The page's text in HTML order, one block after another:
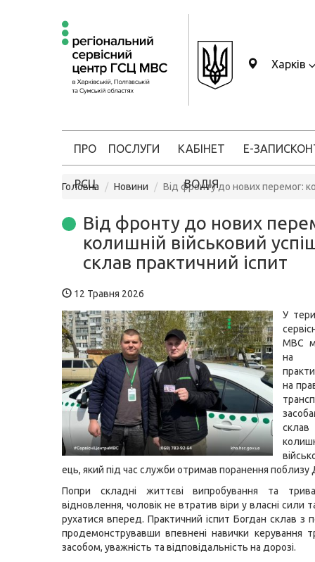
Харків
ПРО
РСЦ
ПОСЛУГИ КАБІНЕТ
ВОДІЯ
Е-ЗАПИС
Головна Новини Від фронту до нових перемог:
Від фронту до нових
колишній військовий
склав практичний іспит
12 Травня 2026
У
МВС
на
на
ець, який під час служби отримав поранення
Попри складні життєві випробування та
відновлення, чоловік не втратив віри у власні сили
рухатися вперед. Практичний іспит Богдан склав з
продемонструвавши впевнені навички керування
засобом, уважність та відповідальність на дорозі.